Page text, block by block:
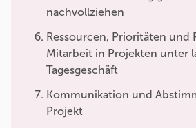
nachvollziehen
Ressourcen, Prioritäten und
Mitarbeit in Projekten unter
Tagesgeschäft
Kommunikation und
Projekt